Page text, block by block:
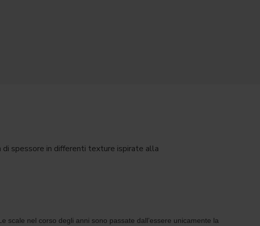
spessore in differenti texture ispirate alla
scale nel corso degli anni sono passate dall’essere unicamente la